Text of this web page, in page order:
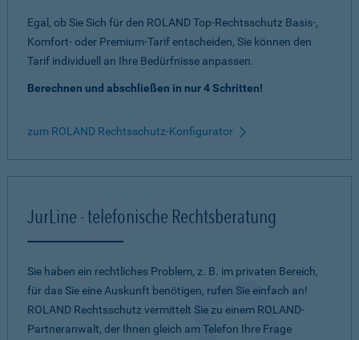
Egal, ob Sie Sich für den ROLAND Top-Rechtsschutz Basis-,
Komfort- oder Premium-Tarif entscheiden, Sie können den
Tarif individuell an Ihre Bedürfnisse anpassen.
Berechnen und abschließen in nur 4 Schritten!
zum ROLAND Rechtsschutz-Konfigurator
JurLine - telefonische Rechtsberatung
Sie haben ein rechtliches Problem, z. B. im privaten Bereich,
für das Sie eine Auskunft benötigen, rufen Sie einfach an!
ROLAND Rechtsschutz vermittelt Sie zu einem ROLAND-
Partneranwalt, der Ihnen gleich am Telefon Ihre Frage